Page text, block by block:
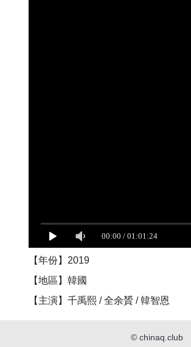
【年份】2019
【地區】韓國
【主演】千禹熙 / 全余贇 / 韓智恩
© chinaq.club